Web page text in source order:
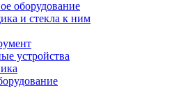
оборудование
и стекла к ним
устройства